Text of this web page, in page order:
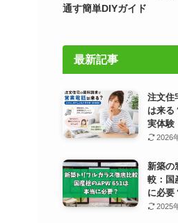
通す簡単DIYガイド
最新記事
注文住
は来る
実体験
2026
新築の
較：国
に必要
2025